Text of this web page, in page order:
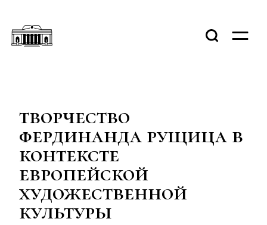
творчество
фердинанда рущица в
контексте
европейской
художественной
культуры